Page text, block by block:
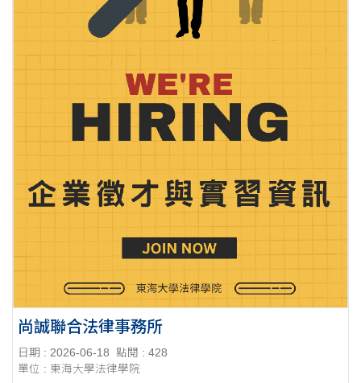
尚誠聯合法律事務所
日期 : 2026-06-18
點閱 : 428
單位 : 東海大學法律學院